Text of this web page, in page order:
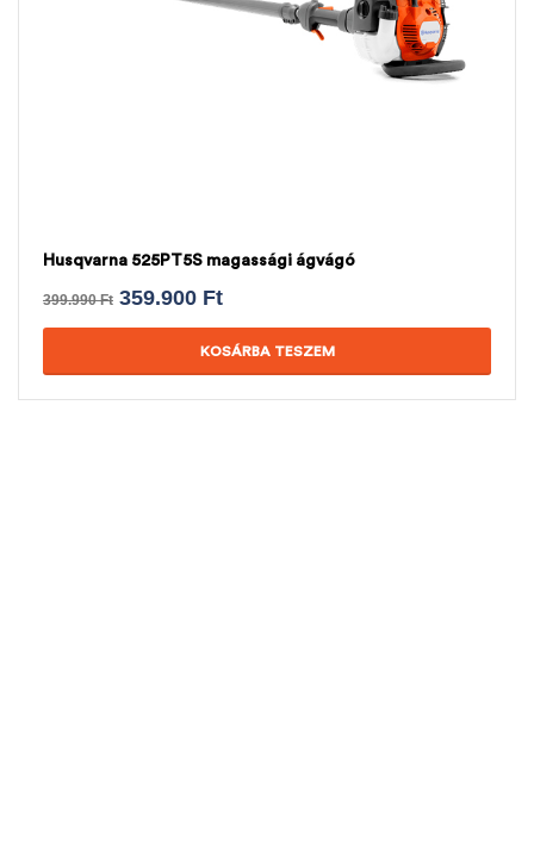
Husqvarna 525PT5S magassági ágvágó
399.990Ft 359.900 Ft
KOSÁRBA TESZEM